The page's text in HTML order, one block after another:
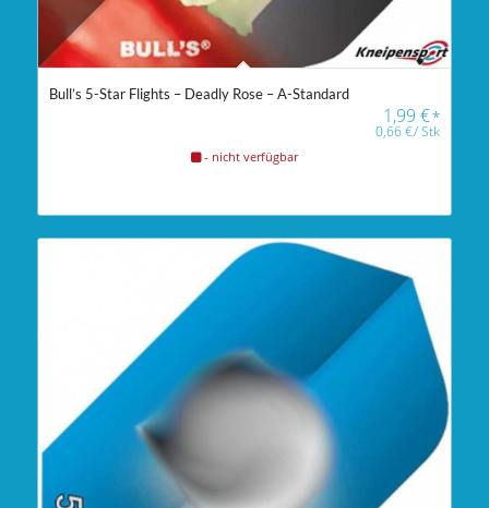
Bull’s 5-Star Flights – Deadly Rose – A-Standard
1,99€*
0,66€/Stk
- nicht verfügbar